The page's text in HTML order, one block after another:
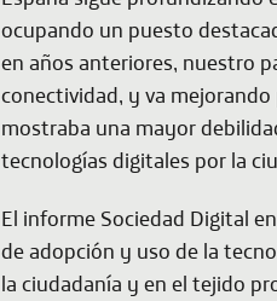
ocupando un puesto
en años anteriores, nuestro
conectividad, y va
mostraba una mayor
tecnologías digitales por la
El informe Sociedad Digital
de adopción y uso de la
la ciudadanía y en el tejido